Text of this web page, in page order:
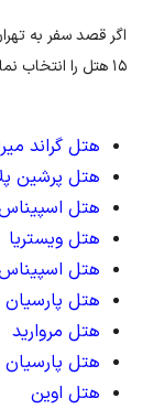
اگر قصد سفر به
۱۵ هتل را انتخاب نمایید:
هتل گراند
هتل پرشین
هتل
هتل ویستریا
هتل اسپیناس
هتل پارسیان
هتل مروارید
هتل پارسیان
هتل اوین